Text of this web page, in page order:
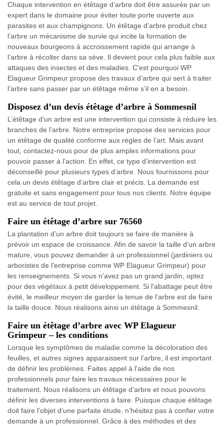
Chaque intervention en étêtage d’arbre doit être assurée par un
expert dans le domaine pour éviter toute porte ouverte aux
parasites et aux champignons. Un étêtage d’arbre produit chez
l’arbre un mécanisme de survie qui incite la formation de
nouveaux bourgeons à accroissement rapide qui arrange à
l’arbre à récolter dans sa sève. Il devient pour cela plus faible aux
attaques des insectes et des maladies. C'est pourquoi WP
Elagueur Grimpeur propose des travaux d’arbre qui sert à traiter
l’arbre sans passer par un étêtage même s’il en a besoin.
Disposez d’un devis étêtage d’arbre à Sommesnil
L’étêtage d’un arbre est une intervention qui consiste à réduire les
branches de l’arbre. Notre entreprise propose des services pour
un étêtage de qualité conforme aux règles de l’art. Mais avant
tout, contactez-nous pour de plus amples informations pour
pouvoir passer à l’action. En effet, ce type d’intervention est
déconseillé pour plusieurs types d’arbre. Nous fournissons pour
cela un devis étêtage d’arbre clair et précis. La demande est
gratuite et sans engagement pour tous nos clients. Notre équipe
est au service de tout projet.
Faire un étêtage d’arbre sur 76560
La plantation d’un arbre doit toujours se faire de manière à
prévoir un espace de croissance. Afin de savoir la taille d'un arbre
mature, vous pouvez demander à un professionnel (jardiniers ou
arboristes de l'entreprise comme WP Elagueur Grimpeur) pour
les renseignements. Si vous n'avez pas un grand jardin, optez
pour des végétaux à petit développement. Si l'abattage peut être
évité, le meilleur moyen de garder la tenue de l'arbre est de faire
la taille douce. Nous réalisons ainsi un étêtage à Sommesnil.
Faire un étêtage d’arbre avec WP Elagueur
Grimpeur – les conditions
Lorsque les symptômes de maladie comme la décoloration des
feuilles, et autres signes apparaissent sur l’arbre, il est important
de définir les problèmes. Faites appel à l'aide de nos
professionnels pour faire les travaux nécessaires pour le
traitement. Nous réalisons un étêtage d’arbre et nous pouvons
définir les diverses interventions à faire. Puisque chaque étêtage
doit faire l’objet d’une parfaite étude, n’hésitez pas à confier votre
demande à un professionnel. Grâce à des méthodes et des